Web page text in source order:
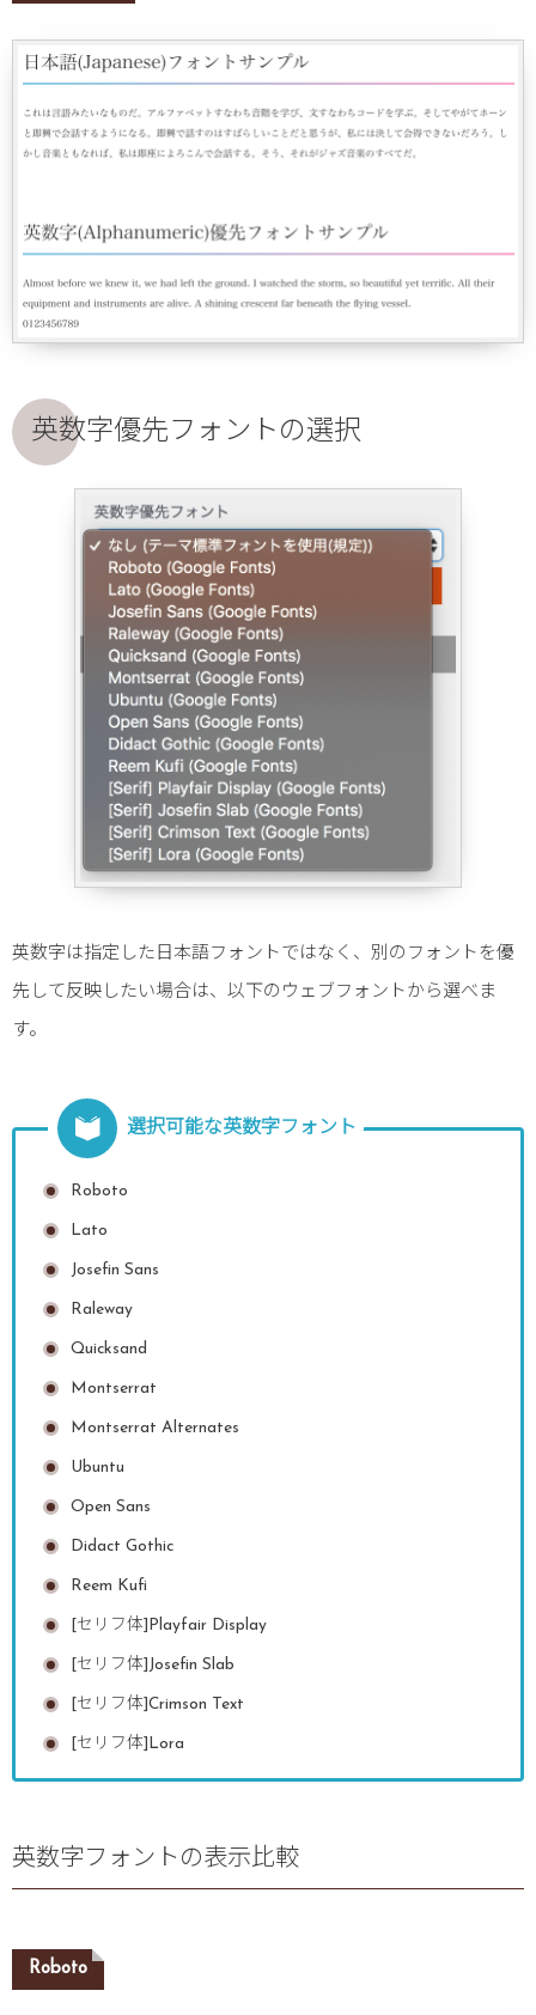
英数字優先フォントの選択
英数字は指定した日本語フォントではなく、別のフォントを優
先して反映したい場合は、以下のウェブフォントから選べま
す。
選択可能な英数字フォント
Roboto
Lato
Josefin Sans
Raleway
Quicksand
Montserrat
Montserrat Alternates
Ubuntu
Open Sans
Didact Gothic
Reem Kufi
[セリフ体]Playfair Display
[セリフ体]Josefin Slab
[セリフ体]Crimson Text
[セリフ体]Lora
英数字フォントの表示比較
Roboto